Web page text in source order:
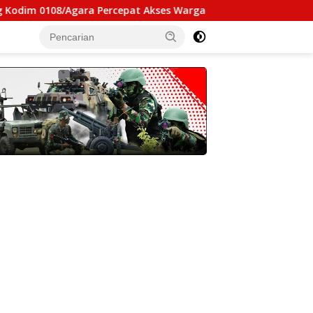
Percepat Akses Warga Ds. Kuning Abadi Aceh Tenggara